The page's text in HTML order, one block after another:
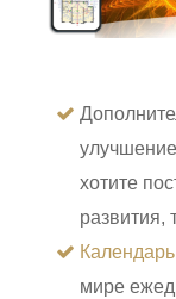
хотите
развития,
мире